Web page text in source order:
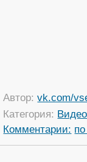
Автор:vk.com/
Категория: Видео
Комментарии: